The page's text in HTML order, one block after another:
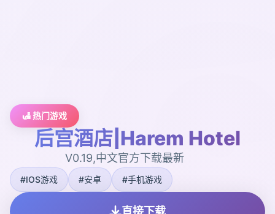
🛃 热门游戏
后宫酒店|Harem Hotel
V0.19,中文官方下载最新
#IOS游戏 #安卓 #手机游戏
直接下载